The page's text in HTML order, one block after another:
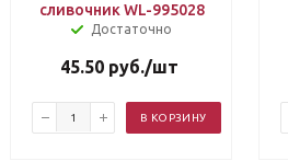
сливочник WL-995028
Достаточно
45.50 руб./шт
В КОРЗИНУ